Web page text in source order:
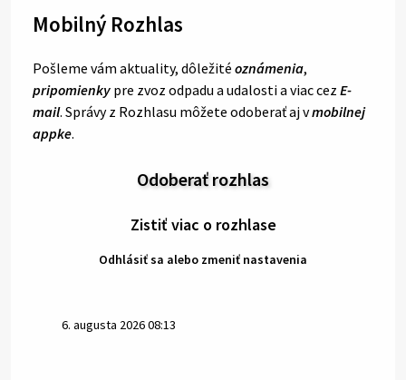
Mobilný Rozhlas
Pošleme vám aktuality, dôležité oznámenia,
pripomienky pre zvoz odpadu a udalosti a viac cez E-
mail. Správy z Rozhlasu môžete odoberať aj vmobilnej
appke.
Odoberať rozhlas
Zistiť viac o rozhlase
Odhlásiť sa alebo zmeniť nastavenia
6. augusta 2026 08:13